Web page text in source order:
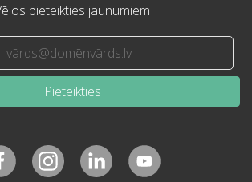
pieteikties jaunumiem
Pieteikties